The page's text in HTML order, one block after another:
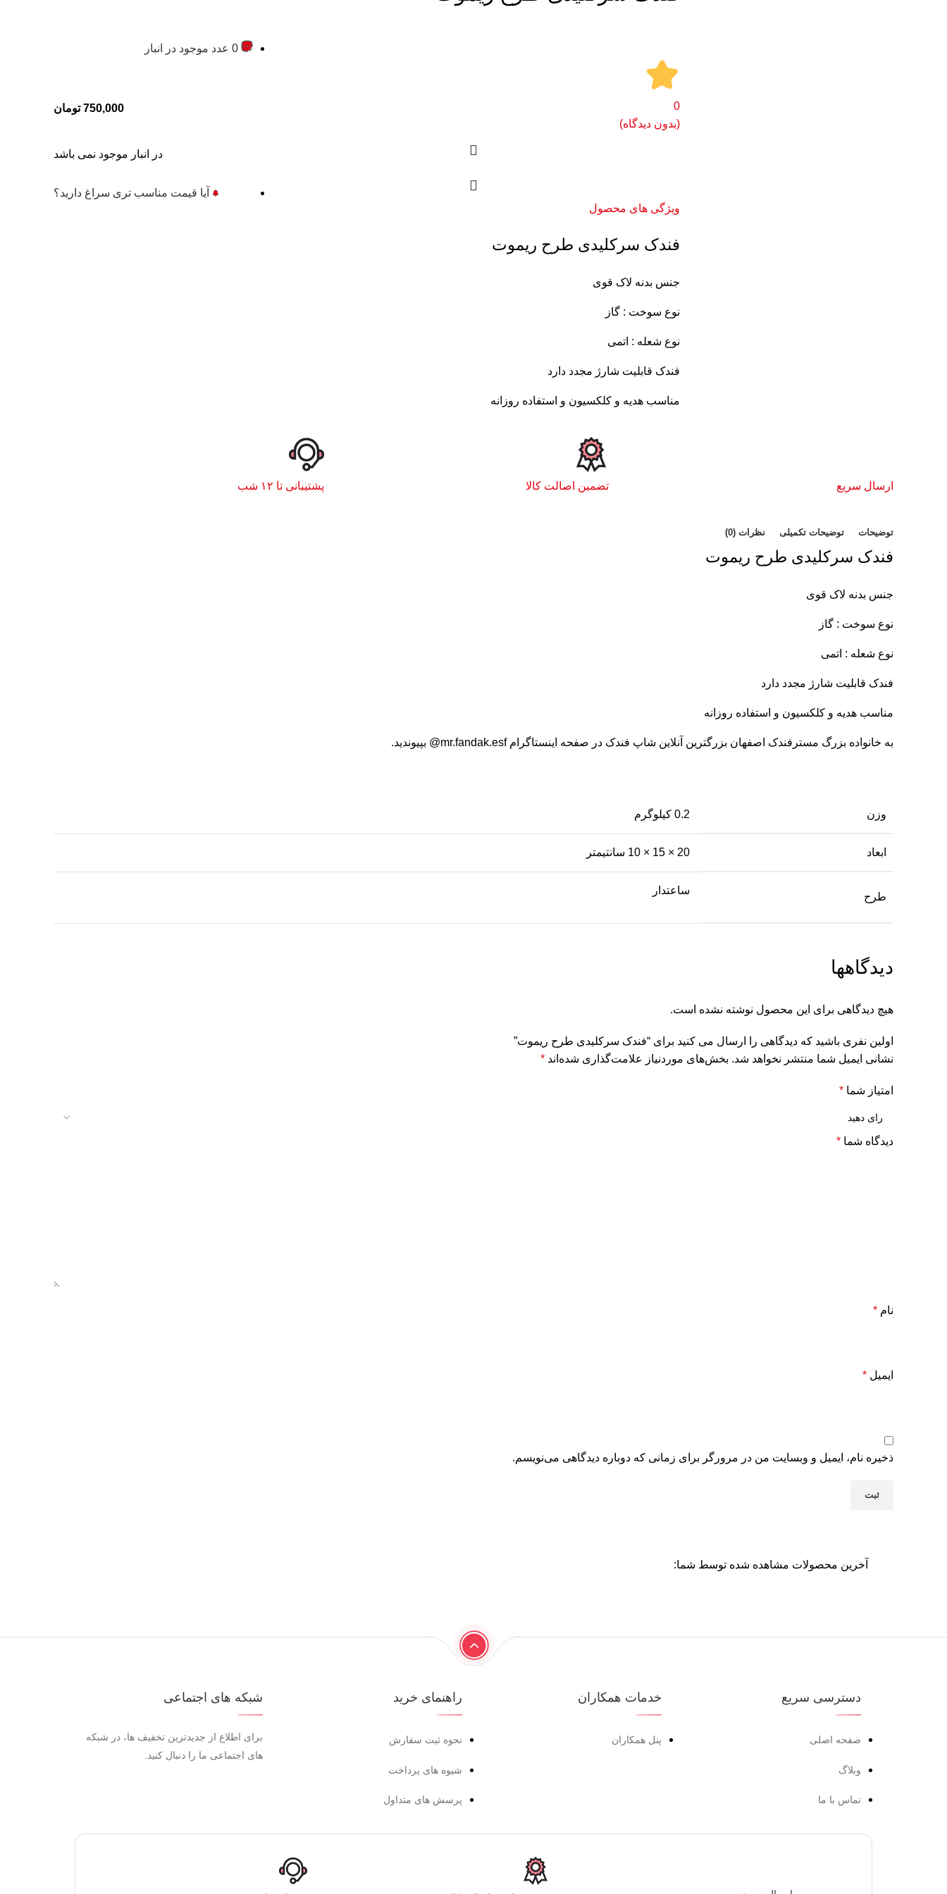
0
(بدون دیدگاه)
ویژگی های محصول
فندک سرکلیدی طرح ریموت
جنس بدنه لاک قوی
نوع سوخت : گاز
نوع شعله : اتمی
فندک قابلیت شارژ مجدد دارد
مناسب هدیه و کلکسیون و استفاده روزانه
0 عدد موجود در انبار
750,000 تومان
در انبار موجود نمی باشد
آیا قیمت مناسب تری سراغ دارید؟
ارسال سریع تضمین اصالت کالا پشتیبانی تا ۱۲ شب
توضیحات توضیحات تکمیلی نظرات (0)
فندک سرکلیدی طرح ریموت
جنس بدنه لاک قوی
نوع سوخت : گاز
نوع شعله : اتمی
فندک قابلیت شارژ مجدد دارد
مناسب هدیه و کلکسیون و استفاده روزانه
به خانواده بزرگ مسترفندک اصفهان بزرگترین آنلاین شاپ فندک در صفحه اینستاگرام mr.fandak.esf@ بپیوندید.
وزن 0.2 کیلوگرم
ابعاد 20 × 15 × 10 سانتیمتر
طرح
ساعتدار
دیدگاهها
هیچ دیدگاهی برای این محصول نوشته نشده است.
اولین نفری باشید که دیدگاهی را ارسال می کنید برای “فندک سرکلیدی طرح ریموت”
نشانی ایمیل شما منتشر نخواهد شد. بخش‌های موردنیاز علامت‌گذاری شده‌اند *
امتیاز شما *
دیدگاه شما *
نام *
ایمیل *
ذخیره نام، ایمیل و وبسایت من در مرورگر برای زمانی که دوباره دیدگاهی می‌نویسم.
آخرین محصولات مشاهده شده توسط شما:
دسترسی سریع
صفحه اصلی
وبلاگ
تماس با ما
خدمات همکاران
پنل همکاران
راهنمای خرید
نحوه ثبت سفارش
شیوه های پرداخت
پرسش های متداول
شبکه های اجتماعی
برای اطلاع از جدیدترین تخفیف ها، در شبکه
های اجتماعی ما را دنبال کنید.